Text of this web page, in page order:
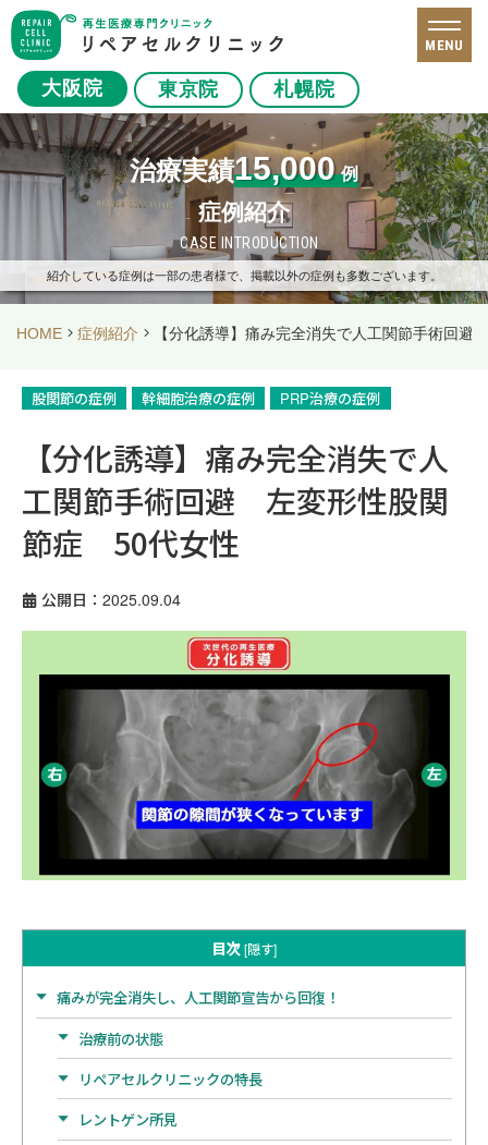
大阪院 東京院 札幌院
MENU
治療実績15,000 例
症例紹介
CASE INTRODUCTION
紹介している症例は一部の患者様で、掲載以外の症例も多数ございます。
HOME 症例紹介 【分化誘導】痛み完全消失で人工関節手術回
股関節の症例 幹細胞治療の症例 PRP治療の症例
【分化誘導】痛み完全消失で人
工関節手術回避 左変形性股関
節症 50代女性
公開日：2025.09.04
目次 [隠す]
痛みが完全消失し、人工関節宣告から回復！
治療前の状態
リペアセルクリニックの特長
レントゲン所見